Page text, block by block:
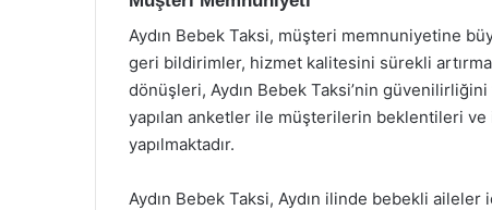
Aydın Bebek Taksi, müşteri memnuniyetine
geri bildirimler, hizmet kalitesini sürekli
dönüşleri, Aydın Bebek Taksi’nin
yapılan anketler ile müşterilerin beklentileri
yapılmaktadır.
Aydın Bebek Taksi, Aydın ilinde bebekli